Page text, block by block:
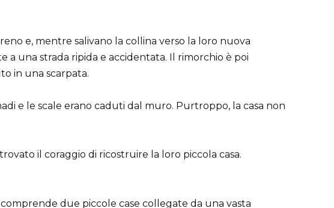
e, mentre salivano la collina verso la loro nuova
a una strada ripida e accidentata. Il rimorchio è poi
in una scarpata.
e le scale erano caduti dal muro. Purtroppo, la casa non
il coraggio di ricostruire la loro piccola casa.
due piccole case collegate da una vasta